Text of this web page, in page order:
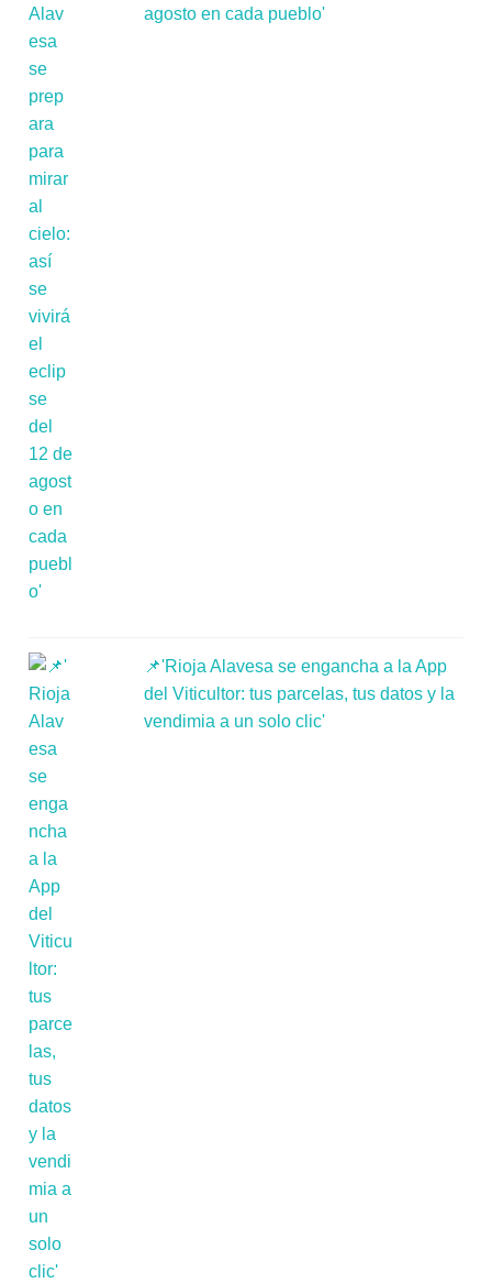
agosto en cada pueblo'
📌'Rioja Alavesa se engancha a la App
del Viticultor: tus parcelas, tus datos y la
vendimia a un solo clic'